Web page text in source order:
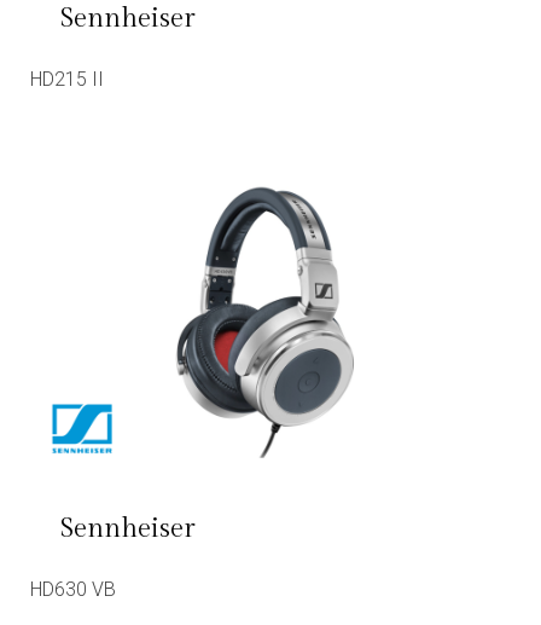
Sennheiser
HD215 II
Sennheiser
HD630 VB